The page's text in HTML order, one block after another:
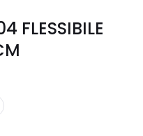
FLESSIBILE